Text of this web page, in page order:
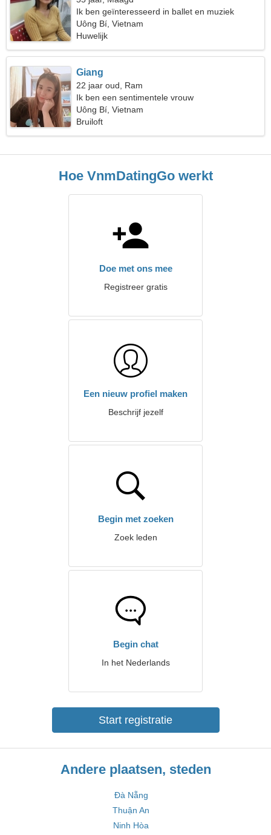
Ik ben geïnteresseerd in ballet en muziek
Uông Bí, Vietnam
Huwelijk
Giang
22 jaar oud, Ram
Ik ben een sentimentele vrouw
Uông Bí, Vietnam
Bruiloft
Hoe VnmDatingGo werkt
Doe met ons mee
Registreer gratis
Een nieuw profiel maken
Beschrijf jezelf
Begin met zoeken
Zoek leden
Begin chat
In het Nederlands
Start registratie
Andere plaatsen, steden
Đà Nẵng
Thuận An
Ninh Hòa